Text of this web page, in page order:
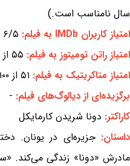
سال نامناسب است.)
امتیاز کاربران IMDb به فیلم:
۶/۵ از ۱۰
امتیاز راتن تومیتوز به فیلم: ۵۵ از ۱۰۰
امتیاز متاکریتیک به فیلم: ۵۱ از ۱۰۰
برگزیده‌ای از دیالوگ‌های فیلم: -
کاراکتر: دونا شریدن کارمایکل
داستان:
مادرش «دونا» زندگی می‌کند.